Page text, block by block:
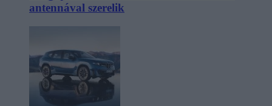
antennával szerelik